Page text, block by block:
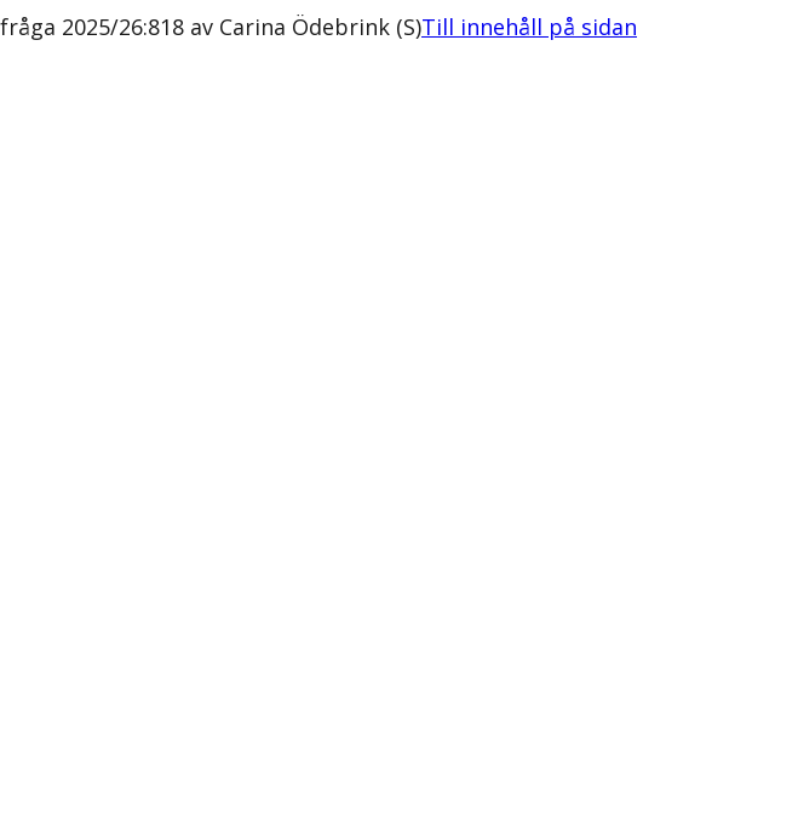
2025/26:818 av Carina Ödebrink (S)Till innehåll på sidan